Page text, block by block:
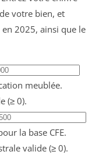
votre bien, et
en 2025, ainsi que le
meublée.
(≥ 0).
la base CFE.
valide (≥ 0).